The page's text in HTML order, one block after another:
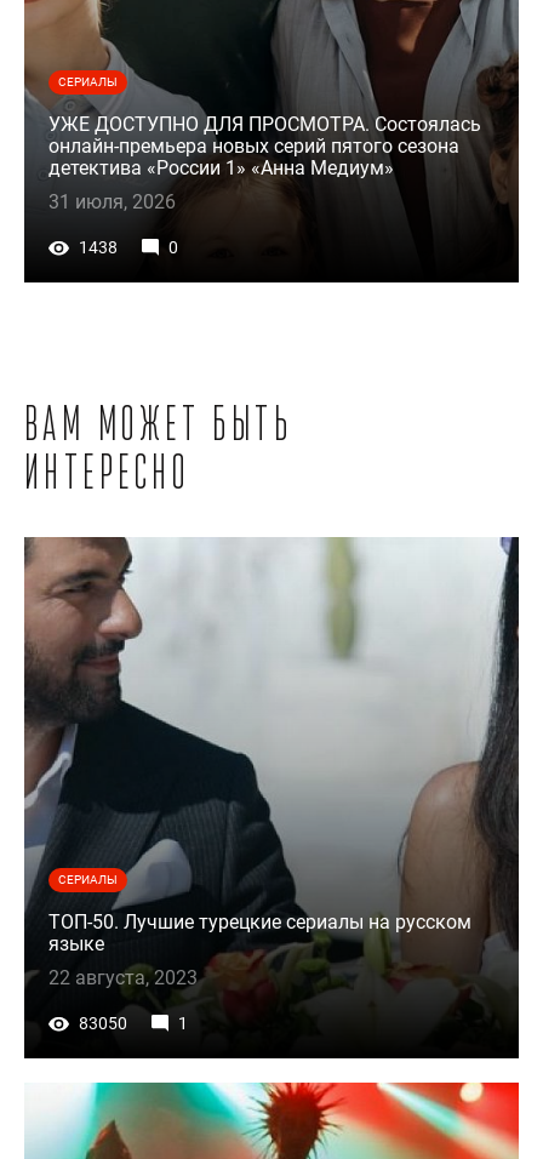
СЕРИАЛЫ
УЖЕ ДОСТУПНО ДЛЯ ПРОСМОТРА. Состоялась
онлайн-премьера новых серий пятого сезона
детектива «России 1» «Анна Медиум»
31 июля, 2026
1438 0
Вам может быть
интересно
СЕРИАЛЫ
ТОП-50. Лучшие турецкие сериалы на русском
языке
22 августа, 2023
83050 1